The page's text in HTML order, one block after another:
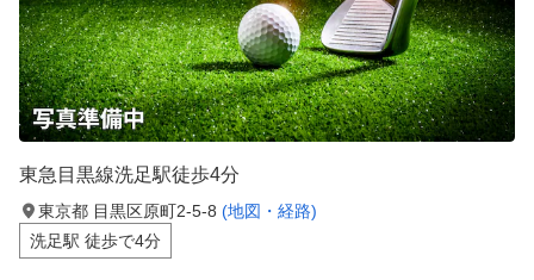
東急目黒線洗足駅徒歩4分
東京都 目黒区原町2-5-8 (地図・経路)
洗足駅 徒歩で4分